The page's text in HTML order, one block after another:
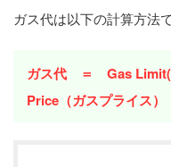
ガス代は以下の計算方法
ガス代 ＝ Gas
Price（ガスプライス）